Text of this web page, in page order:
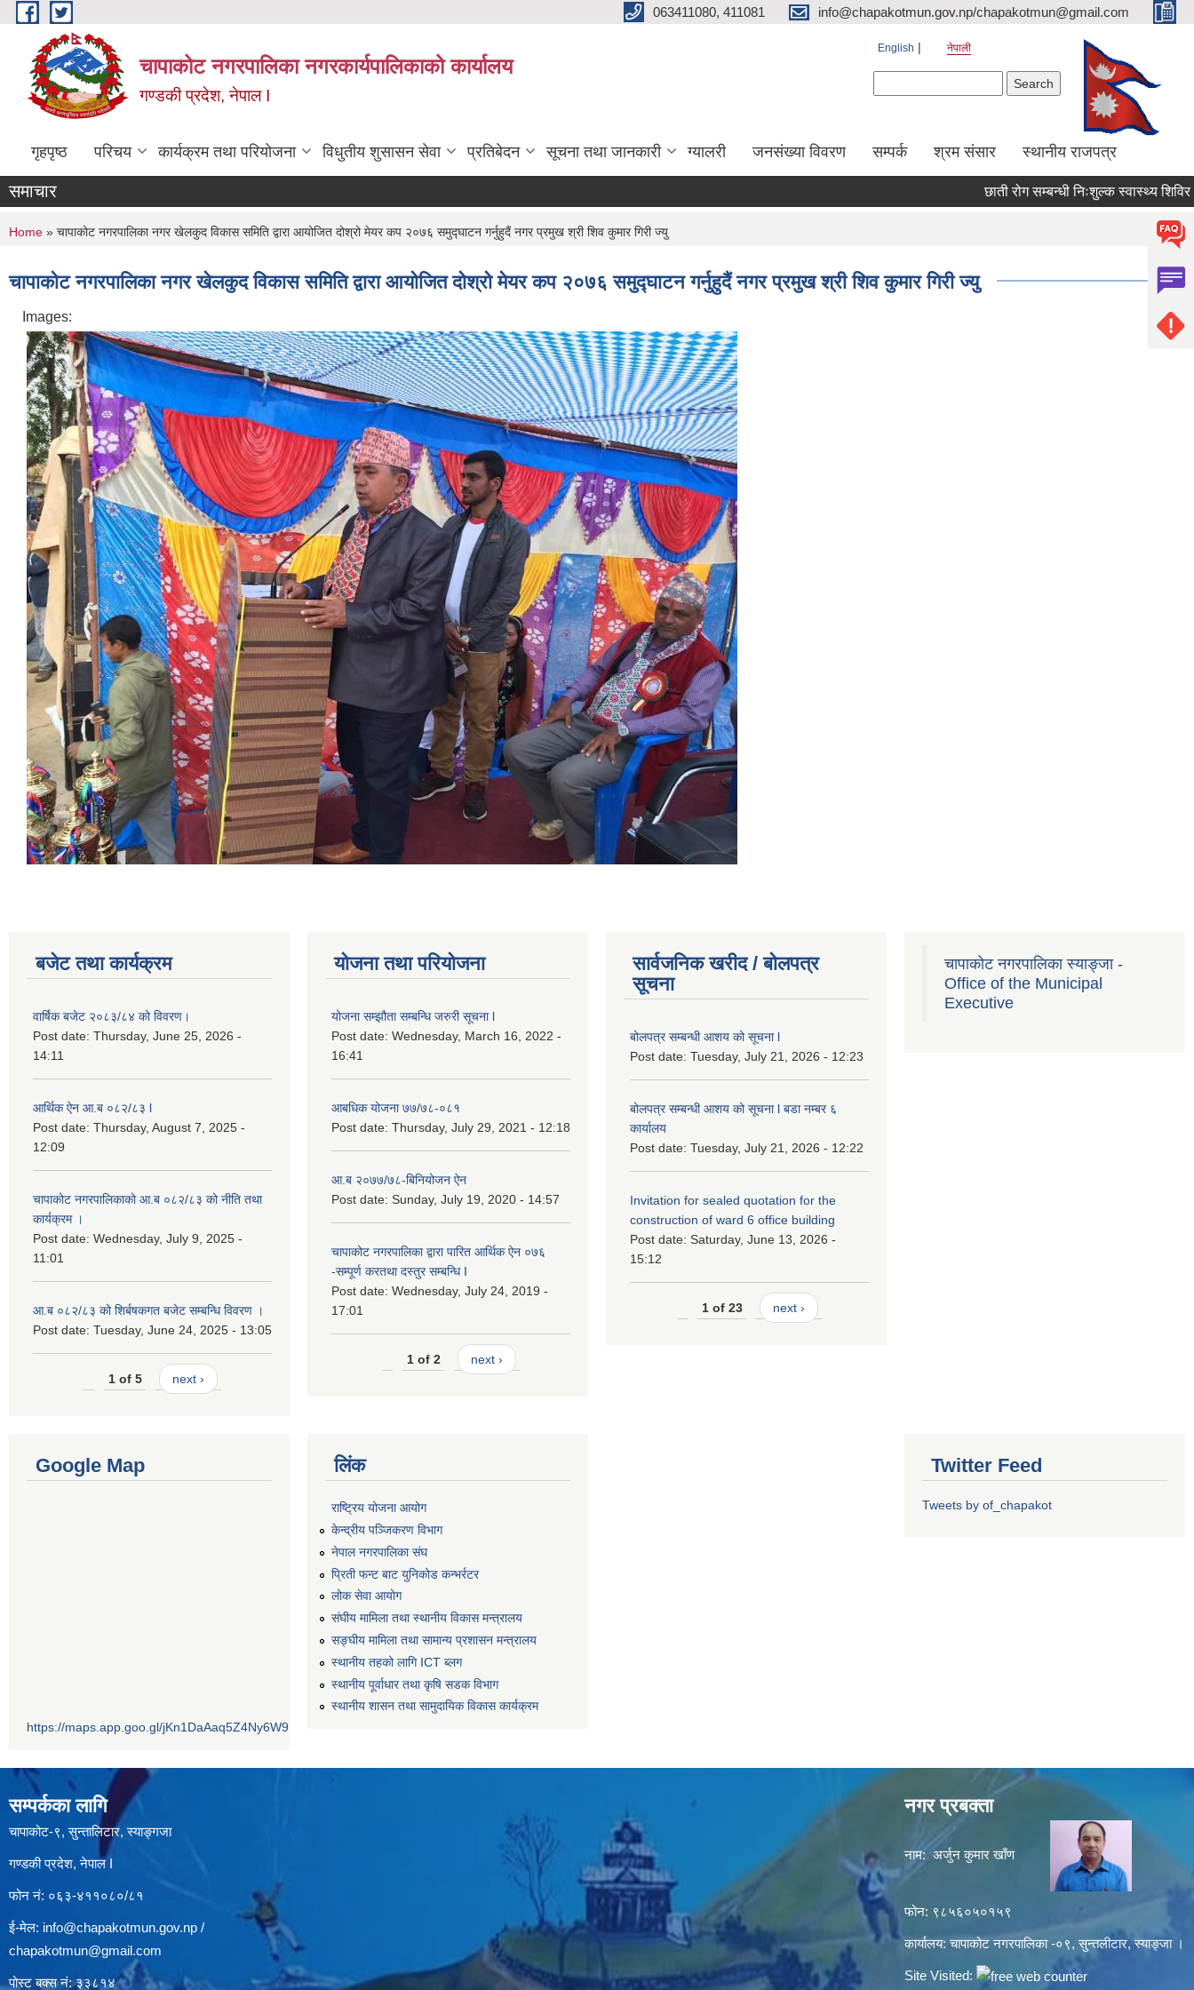
Skip to main content 063411080, 411081 info@chapakotmun.gov.np/chapakotmun@gmail.com
चापाकोट नगरपालिका नगरकार्यपालिकाको कार्यालय
गण्डकी प्रदेश, नेपाल I
English नेपाली
गृहपृष्ठ परिचय कार्यक्रम तथा परियोजना विधुतीय शुसासन सेवा प्रतिबेदन सूचना तथा जानकारी ग्यालरी जनसंख्या विवरण सम्पर्क श्रम संसार स्थानीय राजपत्र
समाचार छाती रोग सम्बन्धी निःशुल्क स्वास्थ्य शिविर
You are here
Home » चापाकोट नगरपालिका नगर खेलकुद विकास समिति द्वारा आयोजित दोश्रो मेयर कप २०७६ समुद्घाटन गर्नुहुदैं नगर प्रमुख श्री शिव कुमार गिरी ज्यु
चापाकोट नगरपालिका नगर खेलकुद विकास समिति द्वारा आयोजित दोश्रो मेयर कप २०७६ समुद्घाटन गर्नुहुदैं नगर प्रमुख श्री शिव कुमार गिरी ज्यु
Images:
बजेट तथा कार्यक्रम
वार्षिक बजेट २०८३/८४ को विवरण।
Post date: Thursday, June 25, 2026 -
14:11
आर्थिक ऐन आ.ब ०८२/८३ l
Post date: Thursday, August 7, 2025 -
12:09
चापाकोट नगरपालिकाको आ.ब ०८२/८३ को नीति तथा
कार्यक्रम ।
Post date: Wednesday, July 9, 2025 -
11:01
आ.ब ०८२/८३ को शिर्बषकगत बजेट सम्बन्धि विवरण ।
Post date: Tuesday, June 24, 2025 - 13:05
1 of 5 next ›
योजना तथा परियोजना
योजना सम्झौता सम्बन्धि जरुरी सूचना l
Post date: Wednesday, March 16, 2022 -
16:41
आबधिक योजना ७७/७८-०८१
Post date: Thursday, July 29, 2021 - 12:18
आ.ब २०७७/७८-बिनियोजन ऐन
Post date: Sunday, July 19, 2020 - 14:57
चापाकोट नगरपालिका द्वारा पारित आर्थिक ऐन ०७६
-सम्पूर्ण करतथा दस्तुर सम्बन्धि I
Post date: Wednesday, July 24, 2019 -
17:01
1 of 2 next ›
सार्वजनिक खरीद / बोलपत्र
सूचना
बोलपत्र सम्बन्धी आशय को सूचना l
Post date: Tuesday, July 21, 2026 - 12:23
बोलपत्र सम्बन्धी आशय को सूचना l बडा नम्बर ६
कार्यालय
Post date: Tuesday, July 21, 2026 - 12:22
Invitation for sealed quotation for the
construction of ward 6 office building
Post date: Saturday, June 13, 2026 -
15:12
1 of 23 next ›
चापाकोट नगरपालिका स्याङ्जा -
Office of the Municipal
Executive
Google Map
https://maps.app.goo.gl/jKn1DaAaq5Z4Ny6W9
लिंक
राष्ट्रिय योजना आयोग
केन्द्रीय पञ्जिकरण विभाग
नेपाल नगरपालिका संघ
प्रिती फन्ट बाट युनिकोड कन्भर्रटर
लोक सेवा आयोग
संघीय मामिला तथा स्थानीय विकास मन्त्रालय
सङ्घीय मामिला तथा सामान्य प्रशासन मन्त्रालय
स्थानीय तहको लागि ICT ब्लग
स्थानीय पूर्वाधार तथा कृषि सडक विभाग
स्थानीय शासन तथा सामुदायिक विकास कार्यक्रम
Twitter Feed
Tweets by of_chapakot
सम्पर्कका लागि
चापाकोट-९, सुन्तालिटार, स्याङ्गजा
गण्डकी प्रदेश, नेपाल I
फोन नं: ०६३-४११०८०/८१
ई-मेल: info@chapakotmun.gov.np /
chapakotmun@gmail.com
पोस्ट बक्स नं: ३३८१४
नगर प्रबक्ता
नाम: अर्जुन कुमार खाँण
फोन: ९८५६०५०१५९
कार्यालय: चापाकोट नगरपालिका -०९, सुन्तलीटार, स्याङ्जा ।
Site Visited: